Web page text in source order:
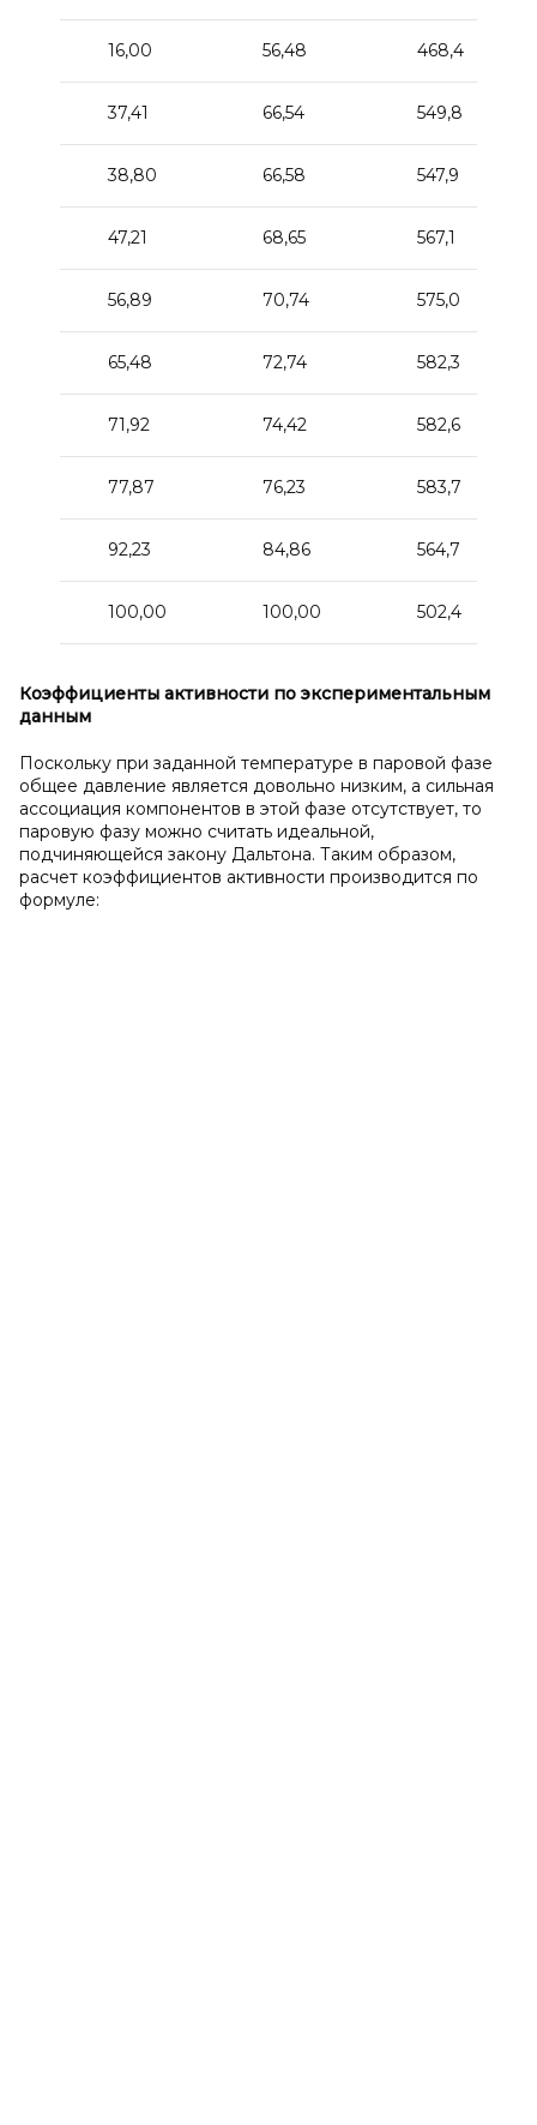
16,00 56,48 468,4
37,41 66,54 549,8
38,80 66,58 547,9
47,21 68,65 567,1
56,89 70,74 575,0
65,48 72,74 582,3
71,92 74,42 582,6
77,87 76,23 583,7
92,23 84,86 564,7
100,00 100,00 502,4
Коэффициенты активности по экспериментальным
данным
Поскольку при заданной температуре в паровой фазе
общее давление является довольно низким, а сильная
ассоциация компонентов в этой фазе отсутствует, то
паровую фазу можно считать идеальной,
подчиняющейся закону Дальтона. Таким образом,
расчет коэффициентов активности производится по
формуле: